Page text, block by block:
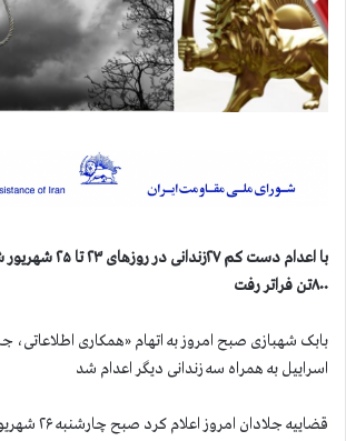
۸۰۰تن فراتر رفت
بابک شهبازی صبح امروز به اتهام «همکاری اطلاعاتی،
اسراییل به همراه سه زندانی دیگر اعدام شد
قضاییه جلادان